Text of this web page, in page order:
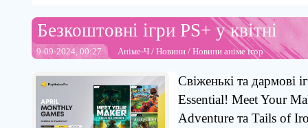
Безкоштовні ігри PS+ у квітні
9-09-2024, 00:27 Аніме-Ч / Новини / Новини аніме ігор
Свіженькі та дармові
Essential! Meet Your
Adventure та Tails of